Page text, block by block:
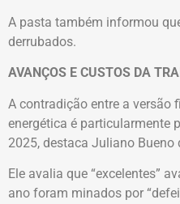
A pasta também informou
derrubados.
AVANÇOS E CUSTOS DA
A contradição entre a versão
energética é particularmente
2025, destaca Juliano Bueno
Ele avalia que “excelentes”
ano foram minados por